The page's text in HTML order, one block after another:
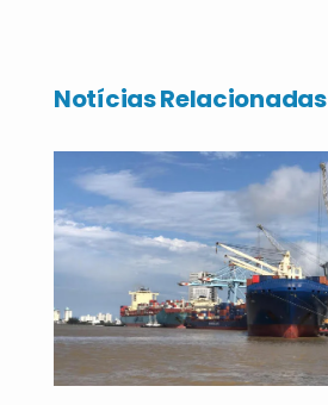
Notícias Relacionadas